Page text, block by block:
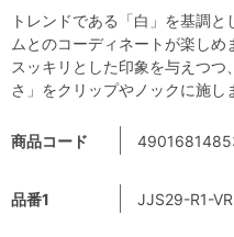
商品コード
品番1 JJS29-R1-
トレンドである「白」を基調
ムとのコーディネートが楽しめ
スッキリとした印象を与えつ
さ」をクリップやノックに施し